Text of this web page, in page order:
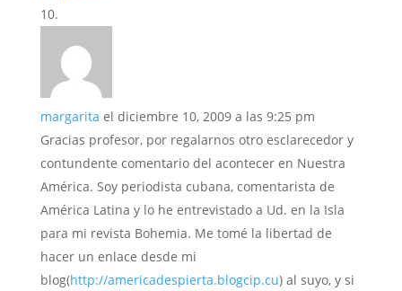
margarita el diciembre 10, 2009 a las 9:25 pm
Gracias profesor, por regalarnos otro esclarecedor y
contundente comentario del acontecer en Nuestra
América. Soy periodista cubana, comentarista de
América Latina y lo he entrevistado a Ud. en la Isla
para mi revista Bohemia. Me tomé la libertad de
hacer un enlace desde mi
blog(http://americadespierta.blogcip.cu) al suyo, y si